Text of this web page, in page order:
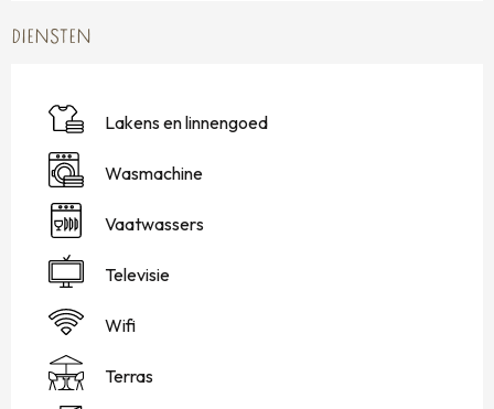
DIENSTEN
Lakens en linnengoed
Wasmachine
Vaatwassers
Televisie
Wifi
Terras